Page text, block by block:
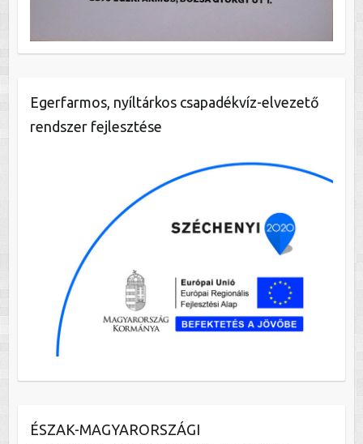
Egerfarmos, nyíltárkos csapadékvíz-elvezető
rendszer fejlesztése
ÉSZAK-MAGYARORSZÁGI